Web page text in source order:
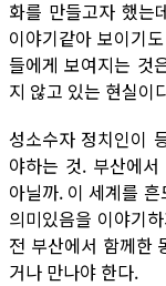
화를 만들고자 했는
이야기같아 보이기
들에게 보여지는 것
지 않고 있는 현실이
성소수자 정치인이
야하는 것. 부산에
아닐까. 이 세계를
의미있음을 이야기
전 부산에서 함께한
거나 만나야 한다.